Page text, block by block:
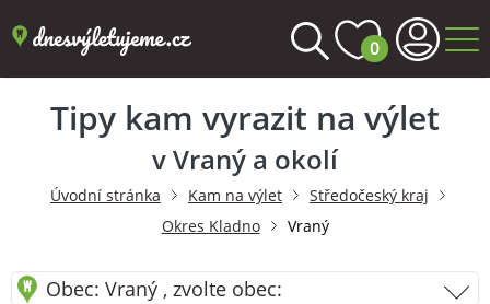
0
Tipy kam vyrazit na výlet
v Vraný a okolí
Úvodní stránka Kam na výlet
Středočeský kraj
Okres Kladno
Vraný
Obec: Vraný , zvolte obec: